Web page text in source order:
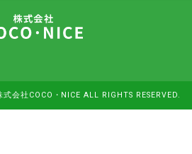
会社COCO・NICE ALL RIGHTS RESERVED.